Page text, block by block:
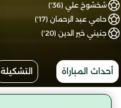
شخشوخ علي (36')
حامي عبد الرحمان (17')
جنيني خير الدين (20')
أحداث المباراة التشكيلة